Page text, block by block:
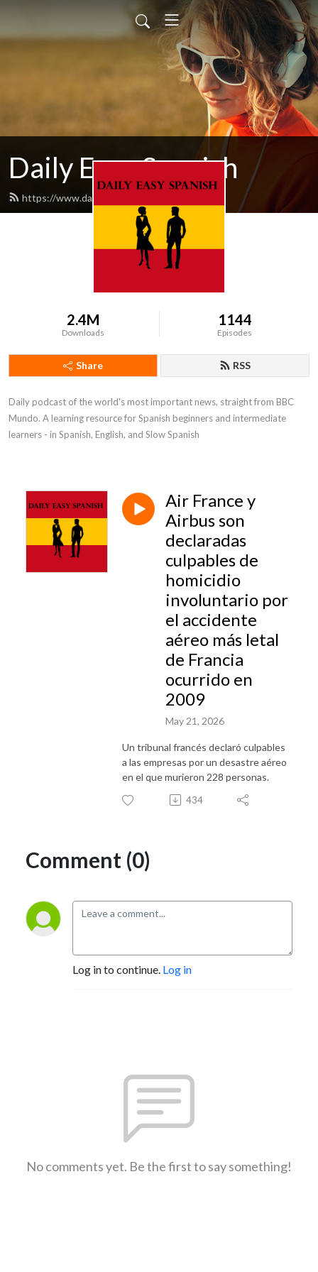
Daily Easy Spanish
https://www.dailyeasyspanish.com/feed.xml
2.4M
Downloads
1144
Episodes
Share RSS
Daily podcast of the world's most important news, straight from BBC
Mundo. A learning resource for Spanish beginners and intermediate
learners - in Spanish, English, and Slow Spanish
Air France y
Airbus son
declaradas
culpables de
homicidio
involuntario por
el accidente
aéreo más letal
de Francia
ocurrido en
2009
May 21, 2026
Un tribunal francés declaró culpables
a las empresas por un desastre aéreo
en el que murieron 228 personas.
434
Comment (0)
Log in to continue. Log in
No comments yet. Be the first to say something!